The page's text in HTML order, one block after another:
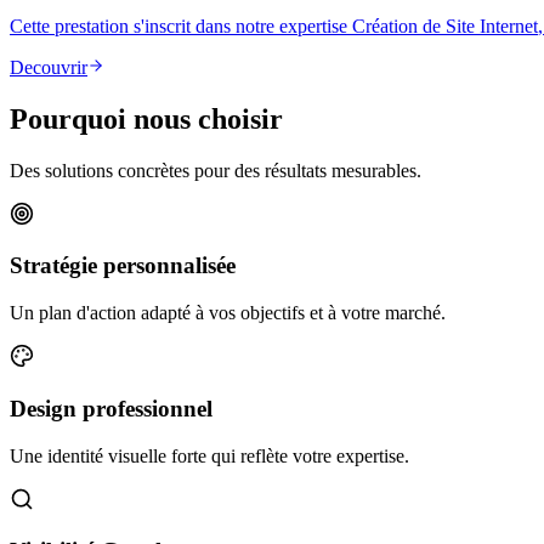
Cette prestation s'inscrit dans notre expertise Création de Site Internet
Decouvrir
Pourquoi nous choisir
Des solutions concrètes pour des résultats mesurables.
Stratégie personnalisée
Un plan d'action adapté à vos objectifs et à votre marché.
Design professionnel
Une identité visuelle forte qui reflète votre expertise.